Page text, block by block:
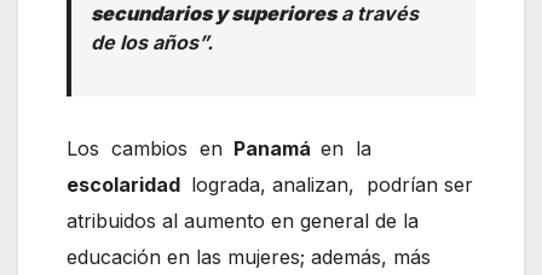
secundarios y superioresa través
de los años”.
Los cambios en Panamá en la
escolaridad lograda, analizan, podrían ser
atribuidos al aumento en general de la
educación en las mujeres; además, más